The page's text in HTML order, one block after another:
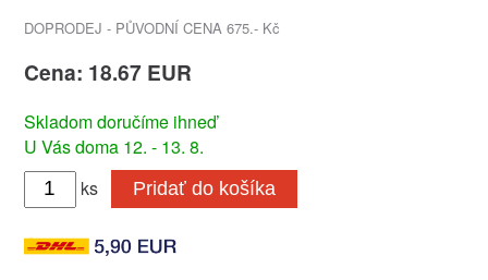
DOPRODEJ - PŮVODNÍ CENA 675.- Kč
Cena: 18.67 EUR
Skladom doručíme ihneď
U Vás doma 12. - 13. 8.
ks
Pridať do košíka